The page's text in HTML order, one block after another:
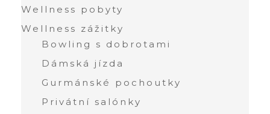
Wellness pobyty
Wellness zážitky
Bowling s dobrotami
Dámská jízda
Gurmánské pochoutky
Privátní salónky